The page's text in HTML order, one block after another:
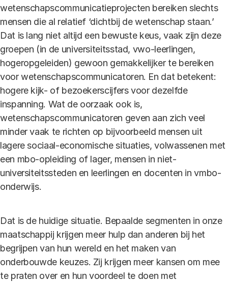
wetenschapscommunicatieprojecten bereiken slechts
mensen die al relatief ‘dichtbij de wetenschap staan.’
Dat is lang niet altijd een bewuste keus, vaak zijn deze
groepen (in de universiteitsstad, vwo-leerlingen,
hogeropgeleiden) gewoon gemakkelijker te bereiken
voor wetenschapscommunicatoren. En dat betekent:
hogere kijk- of bezoekerscijfers voor dezelfde
inspanning. Wat de oorzaak ook is,
wetenschapscommunicatoren geven aan zich veel
minder vaak te richten op bijvoorbeeld mensen uit
lagere sociaal-economische situaties, volwassenen met
een mbo-opleiding of lager, mensen in niet-
universiteitssteden en leerlingen en docenten in vmbo-
onderwijs.
Dat is de huidige situatie. Bepaalde segmenten in onze
maatschappij krijgen meer hulp dan anderen bij het
begrijpen van hun wereld en het maken van
onderbouwde keuzes. Zij krijgen meer kansen om mee
te praten over en hun voordeel te doen met